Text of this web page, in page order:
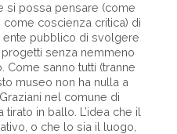
si possa pensare (come
coscienza critica) di
pubblico di svolgere
senza nemmeno
Come sanno tutti (tranne
museo non ha nulla a
nel comune di
in ballo. L’idea che il
o che lo sia il luogo,